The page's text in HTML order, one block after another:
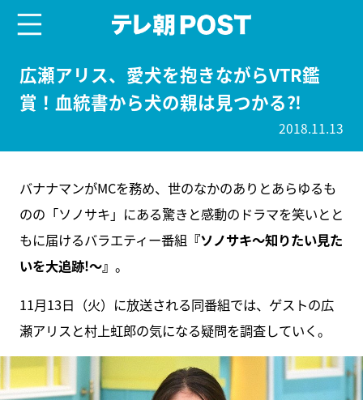
広瀬アリス、愛犬を抱きながらVTR鑑
賞！血統書から犬の親は見つかる⁈
2018.11.13
バナナマンがMCを務め、世のなかのありとあらゆるも
のの「ソノサキ」にある驚きと感動のドラマを笑いとと
もに届けるバラエティー番組 『ソノサキ～知りたい見た
いを大追跡!～』 。
11月13日（火）に放送される同番組では、ゲストの広
瀬アリスと村上虹郎の気になる疑問を調査していく。